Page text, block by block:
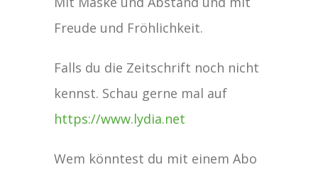
Freude und Fröhlichkeit.
Falls du die Zeitschrift noch nicht
kennst. Schau gerne mal auf
https://www.lydia.net
Wem könntest du mit einem Abo